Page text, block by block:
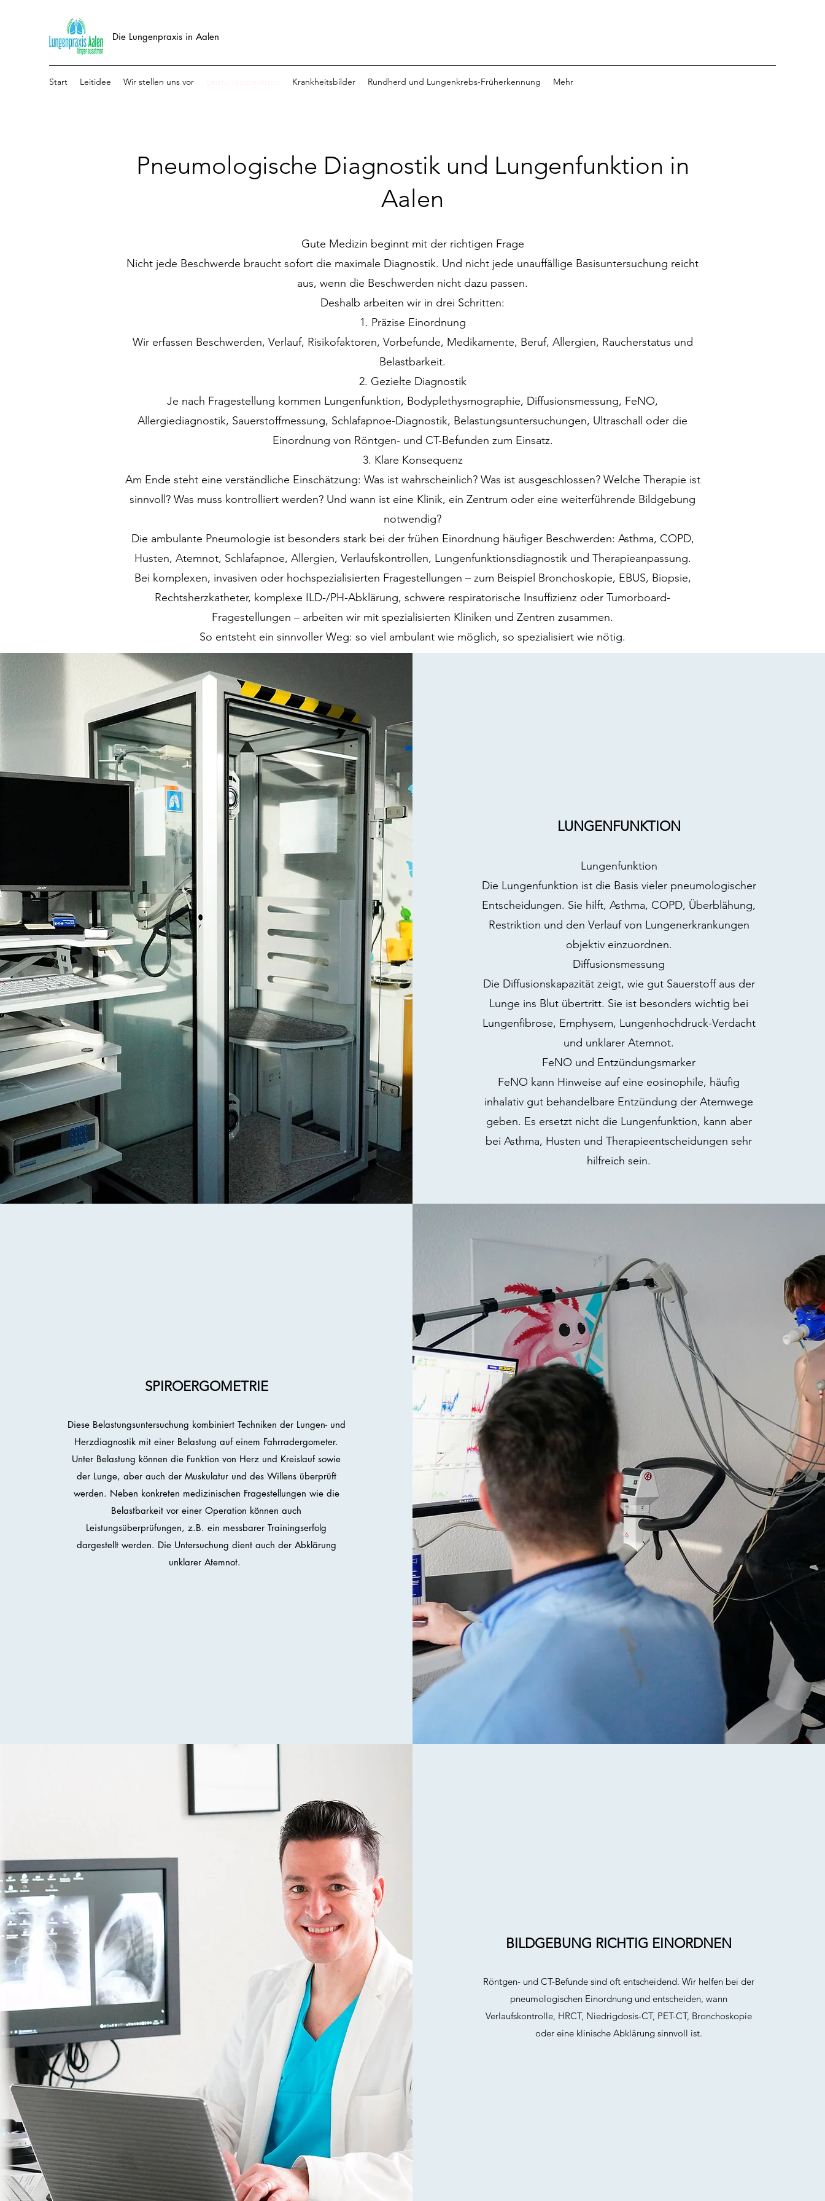
Die Lungenpraxis in Aalen
Start Leitidee Wir stellen uns vor Krankheitsbilder Rundherd und Lungenkrebs-Früherkennung Mehr
Pneumologische Diagnostik und Lungenfunktion in
Aalen
Gute Medizin beginnt mit der richtigen Frage
Nicht jede Beschwerde braucht sofort die maximale Diagnostik. Und nicht jede unauffällige Basisuntersuchung reicht
aus, wenn die Beschwerden nicht dazu passen.
Deshalb arbeiten wir in drei Schritten:
1. Präzise Einordnung
Wir erfassen Beschwerden, Verlauf, Risikofaktoren, Vorbefunde, Medikamente, Beruf, Allergien, Raucherstatus und
Belastbarkeit.
2. Gezielte Diagnostik
Je nach Fragestellung kommen Lungenfunktion, Bodyplethysmographie, Diffusionsmessung, FeNO,
Allergiediagnostik, Sauerstoffmessung, Schlafapnoe-Diagnostik, Belastungsuntersuchungen, Ultraschall oder die
Einordnung von Röntgen- und CT-Befunden zum Einsatz.
3. Klare Konsequenz
Am Ende steht eine verständliche Einschätzung: Was ist wahrscheinlich? Was ist ausgeschlossen? Welche Therapie ist
sinnvoll? Was muss kontrolliert werden? Und wann ist eine Klinik, ein Zentrum oder eine weiterführende Bildgebung
notwendig?
Die ambulante Pneumologie ist besonders stark bei der frühen Einordnung häufiger Beschwerden: Asthma, COPD,
Husten, Atemnot, Schlafapnoe, Allergien, Verlaufskontrollen, Lungenfunktionsdiagnostik und Therapieanpassung.
Bei komplexen, invasiven oder hochspezialisierten Fragestellungen – zum Beispiel Bronchoskopie, EBUS, Biopsie,
Rechtsherzkatheter, komplexe ILD-/PH-Abklärung, schwere respiratorische Insuffizienz oder Tumorboard-
Fragestellungen – arbeiten wir mit spezialisierten Kliniken und Zentren zusammen.
So entsteht ein sinnvoller Weg: so viel ambulant wie möglich, so spezialisiert wie nötig.
LUNGENFUNKTION
Lungenfunktion
Die Lungenfunktion ist die Basis vieler pneumologischer
Entscheidungen. Sie hilft, Asthma, COPD, Überblähung,
Restriktion und den Verlauf von Lungenerkrankungen
objektiv einzuordnen.
Diffusionsmessung
Die Diffusionskapazität zeigt, wie gut Sauerstoff aus der
Lunge ins Blut übertritt. Sie ist besonders wichtig bei
Lungenfibrose, Emphysem, Lungenhochdruck-Verdacht
und unklarer Atemnot.
FeNO und Entzündungsmarker
FeNO kann Hinweise auf eine eosinophile, häufig
inhalativ gut behandelbare Entzündung der Atemwege
geben. Es ersetzt nicht die Lungenfunktion, kann aber
bei Asthma, Husten und Therapieentscheidungen sehr
hilfreich sein.
SPIROERGOMETRIE
Diese Belastungsuntersuchung kombiniert Techniken der Lungen- und
Herzdiagnostik mit einer Belastung auf einem Fahrradergometer.
Unter Belastung können die Funktion von Herz und Kreislauf sowie
der Lunge, aber auch der Muskulatur und des Willens überprüft
werden. Neben konkreten medizinischen Fragestellungen wie die
Belastbarkeit vor einer Operation können auch
Leistungsüberprüfungen, z.B. ein messbarer Trainingserfolg
dargestellt werden. Die Untersuchung dient auch der Abklärung
unklarer Atemnot.
BILDGEBUNG RICHTIG EINORDNEN
Röntgen- und CT-Befunde sind oft entscheidend. Wir helfen bei der
pneumologischen Einordnung und entscheiden, wann
Verlaufskontrolle, HRCT, Niedrigdosis-CT, PET-CT, Bronchoskopie
oder eine klinische Abklärung sinnvoll ist.